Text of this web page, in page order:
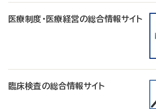
医療制度・医療経営の総合情報サイト
臨床検査の総合情報サイト